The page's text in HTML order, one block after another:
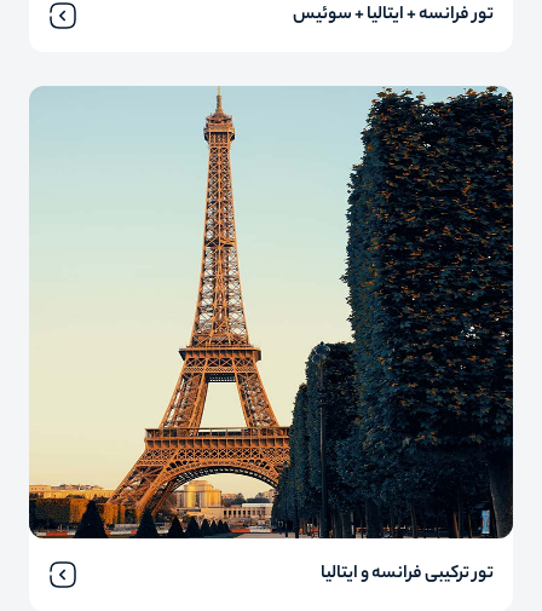
تور فرانسه + ایتالیا + سوئیس
تور ترکیبی فرانسه و ایتالیا